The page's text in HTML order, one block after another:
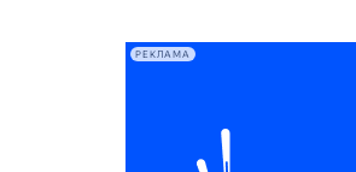
РЕКЛАМА